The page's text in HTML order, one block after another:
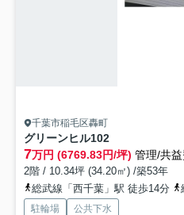
千葉市稲毛区轟町
グリーンヒル102
7万円 (6769.83円/坪) 管理/共
2階 / 10.34坪 (34.20㎡) /築53年
総武線「西千葉」駅 徒歩14分
駐輪場 公共下水